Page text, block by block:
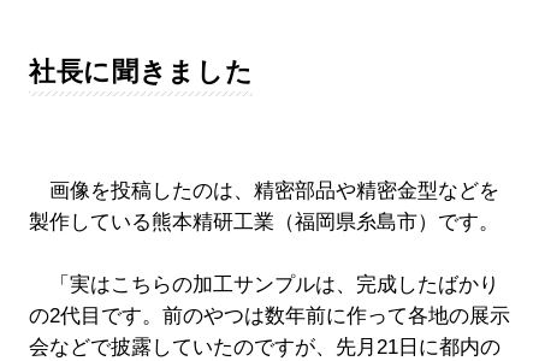
社長に聞きました
画像を投稿したのは、精密部品や精密金型などを
製作している熊本精研工業（福岡県糸島市）です。
「実はこちらの加工サンプルは、完成したばかり
の2代目です。前のやつは数年前に作って各地の展示
会などで披露していたのですが、先月21日に都内の